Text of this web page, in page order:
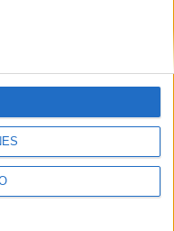
|
generales|Política
- Diego de León 47 - 28006